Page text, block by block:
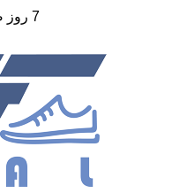
7 روز ضمانت بازگشت